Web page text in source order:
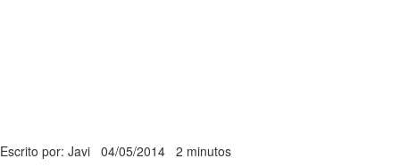
Escrito por: Javi 04/05/2014 2 minutos